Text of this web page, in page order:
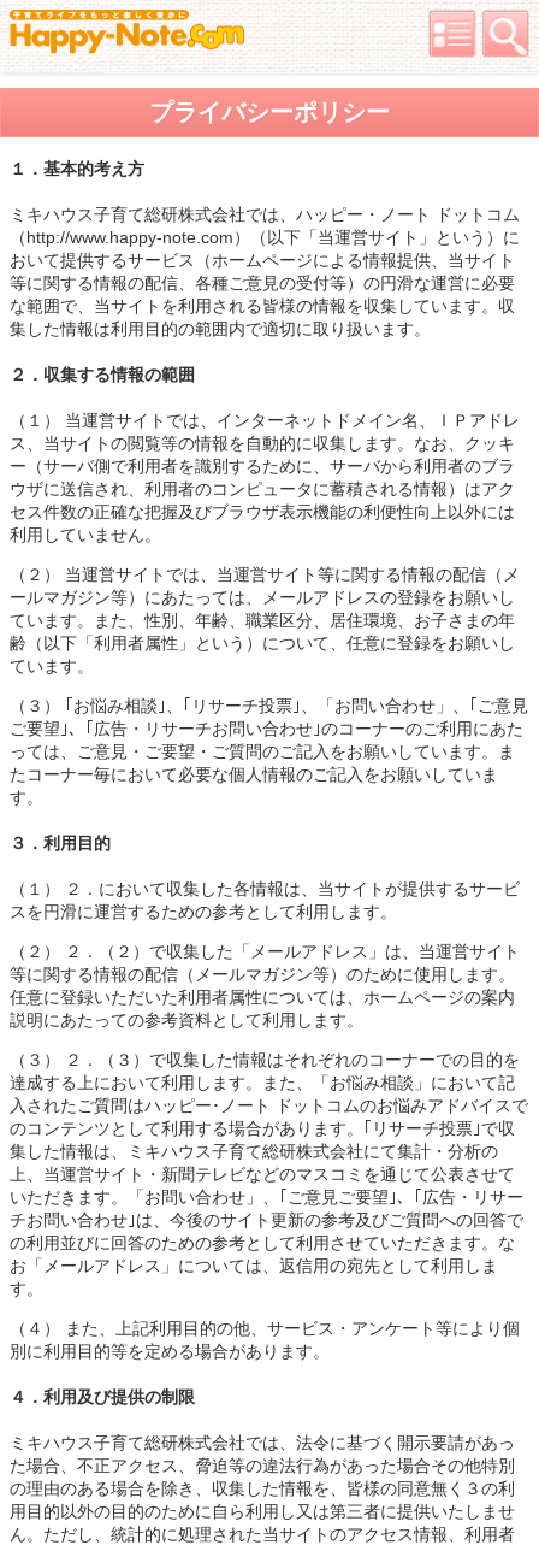
プライバシーポリシー
１．基本的考え方
ミキハウス子育て総研株式会社では、ハッピー・ノート ドットコム
（http://www.happy-note.com）（以下「当運営サイト」という）に
おいて提供するサービス（ホームページによる情報提供、当サイト
等に関する情報の配信、各種ご意見の受付等）の円滑な運営に必要
な範囲で、当サイトを利用される皆様の情報を収集しています。収
集した情報は利用目的の範囲内で適切に取り扱います。
２．収集する情報の範囲
（１） 当運営サイトでは、インターネットドメイン名、ＩＰアドレ
ス、当サイトの閲覧等の情報を自動的に収集します。なお、クッキ
ー（サーバ側で利用者を識別するために、サーバから利用者のブラ
ウザに送信され、利用者のコンピュータに蓄積される情報）はアク
セス件数の正確な把握及びブラウザ表示機能の利便性向上以外には
利用していません。
（２） 当運営サイトでは、当運営サイト等に関する情報の配信（メ
ールマガジン等）にあたっては、メールアドレスの登録をお願いし
ています。また、性別、年齢、職業区分、居住環境、お子さまの年
齢（以下「利用者属性」という）について、任意に登録をお願いし
ています。
（３） ｢お悩み相談｣、｢リサーチ投票｣、「お問い合わせ」、｢ご意見
ご要望｣、｢広告・リサーチお問い合わせ｣のコーナーのご利用にあた
っては、ご意見・ご要望・ご質問のご記入をお願いしています。ま
たコーナー毎において必要な個人情報のご記入をお願いしていま
す。
３．利用目的
（１） ２．において収集した各情報は、当サイトが提供するサービ
スを円滑に運営するための参考として利用します。
（２） ２．（２）で収集した「メールアドレス」は、当運営サイト
等に関する情報の配信（メールマガジン等）のために使用します。
任意に登録いただいた利用者属性については、ホームページの案内
説明にあたっての参考資料として利用します。
（３） ２．（３）で収集した情報はそれぞれのコーナーでの目的を
達成する上において利用します。また、「お悩み相談」において記
入されたご質問はハッピー･ノート ドットコムのお悩みアドバイスで
のコンテンツとして利用する場合があります。｢リサーチ投票｣で収
集した情報は、ミキハウス子育て総研株式会社にて集計・分析の
上、当運営サイト・新聞テレビなどのマスコミを通じて公表させて
いただきます。「お問い合わせ」、｢ご意見ご要望｣、｢広告・リサー
チお問い合わせ｣は、今後のサイト更新の参考及びご質問への回答で
の利用並びに回答のための参考として利用させていただきます。な
お「メールアドレス」については、返信用の宛先として利用しま
す。
（４） また、上記利用目的の他、サービス・アンケート等により個
別に利用目的等を定める場合があります。
４．利用及び提供の制限
ミキハウス子育て総研株式会社では、法令に基づく開示要請があっ
た場合、不正アクセス、脅迫等の違法行為があった場合その他特別
の理由のある場合を除き、収集した情報を、皆様の同意無く３の利
用目的以外の目的のために自ら利用し又は第三者に提供いたしませ
ん。ただし、統計的に処理された当サイトのアクセス情報、利用者